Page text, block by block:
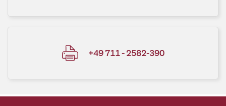
+49 711 - 2582-390